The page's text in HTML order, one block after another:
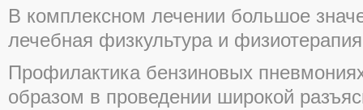
В комплексном лечении большое
лечебная физкультура и
Профилактика бензиновых
образом в проведении широкой